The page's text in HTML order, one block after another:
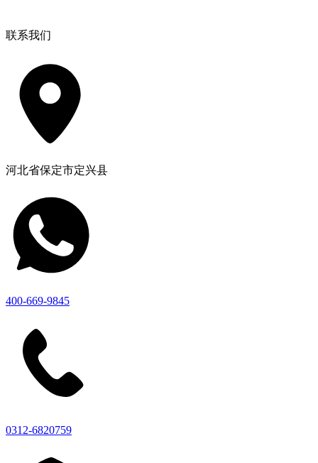
联系我们
河北省保定市定兴县
400-669-9845
0312-6820759